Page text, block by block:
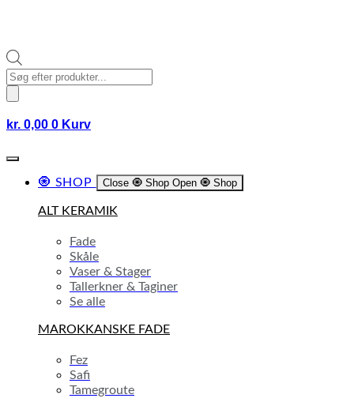
Products
search
kr. 0,00 0 Kurv
🧿 SHOP Close 🧿 Shop Open 🧿 Shop
ALT KERAMIK
Fade
Skåle
Vaser & Stager
Tallerkner & Taginer
Se alle
MAROKKANSKE FADE
Fez
Safi
Tamegroute